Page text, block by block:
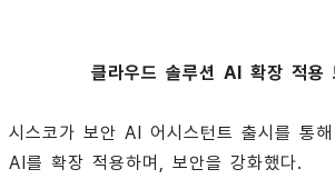
클라우드 솔루션 AI 확장 적용
시스코가 보안 AI 어시스턴트 출시를 통해
AI를 확장 적용하며, 보안을 강화했다.